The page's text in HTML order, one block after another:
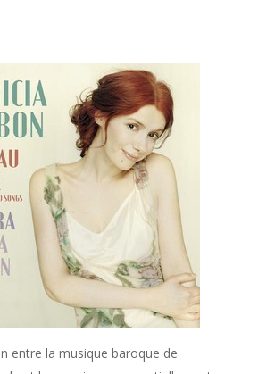
entre la musique baroque de